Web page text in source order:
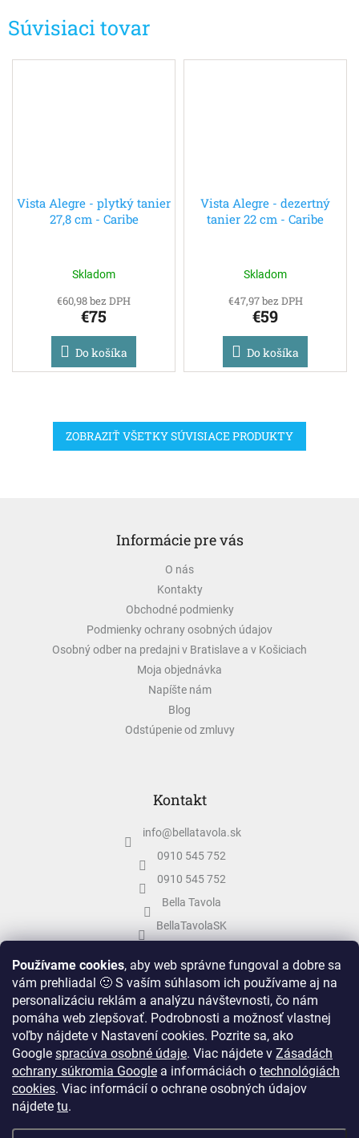
Používame cookies, aby web správne fungoval a dobre sa
vám prehliadal 🙂 S vaším súhlasom ich používame aj na
personalizáciu reklám a analýzu návštevnosti, čo nám
pomáha web zlepšovať. Podrobnosti a možnosť vlastnej
voľby nájdete v Nastavení cookies. Pozrite sa, ako
Google spracúva osobné údaje. Viac nájdete v Zásadách
ochrany súkromia Google a informáciách o technológiách
cookies. Viac informácií o ochrane osobných údajov
nájdete tu.
Súvisiaci tovar
Vista Alegre - plytký tanier
27,8 cm - Caribe
Skladom
€60,98 bez DPH
€75
Do košíka
Vista Alegre - dezertný
tanier 22 cm - Caribe
Skladom
€47,97 bez DPH
€59
Do košíka
ZOBRAZIŤ VŠETKY SÚVISIACE PRODUKTY
Informácie pre vás
O nás
Kontakty
Obchodné podmienky
Podmienky ochrany osobných údajov
Osobný odber na predajni v Bratislave a v Košiciach
Moja objednávka
Napíšte nám
Blog
Odstúpenie od zmluvy
Kontakt
info@bellatavola.sk
0910 545 752
0910 545 752
Bella Tavola
BellaTavolaSK